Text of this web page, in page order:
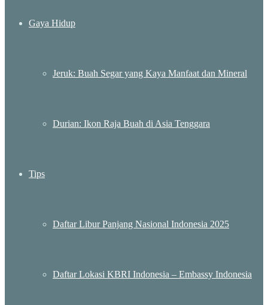
Gaya Hidup
Jeruk: Buah Segar yang Kaya Manfaat dan Mineral
Durian: Ikon Raja Buah di Asia Tenggara
Tips
Daftar Libur Panjang Nasional Indonesia 2025
Daftar Lokasi KBRI Indonesia – Embassy Indonesia